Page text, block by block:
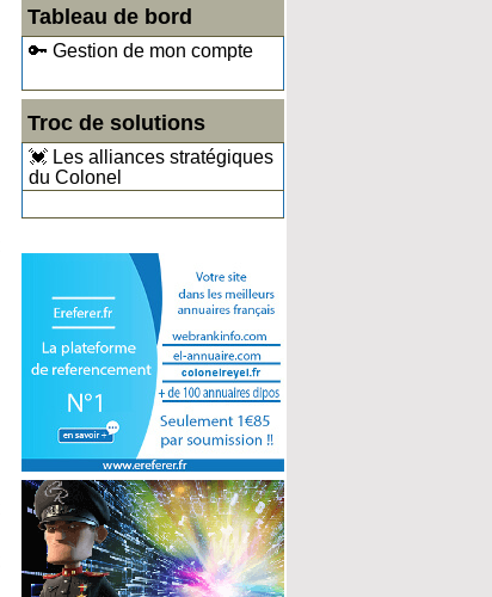
Tableau de bord
🔑 Gestion de mon compte
Troc de solutions
💓 Les alliances stratégiques
du Colonel